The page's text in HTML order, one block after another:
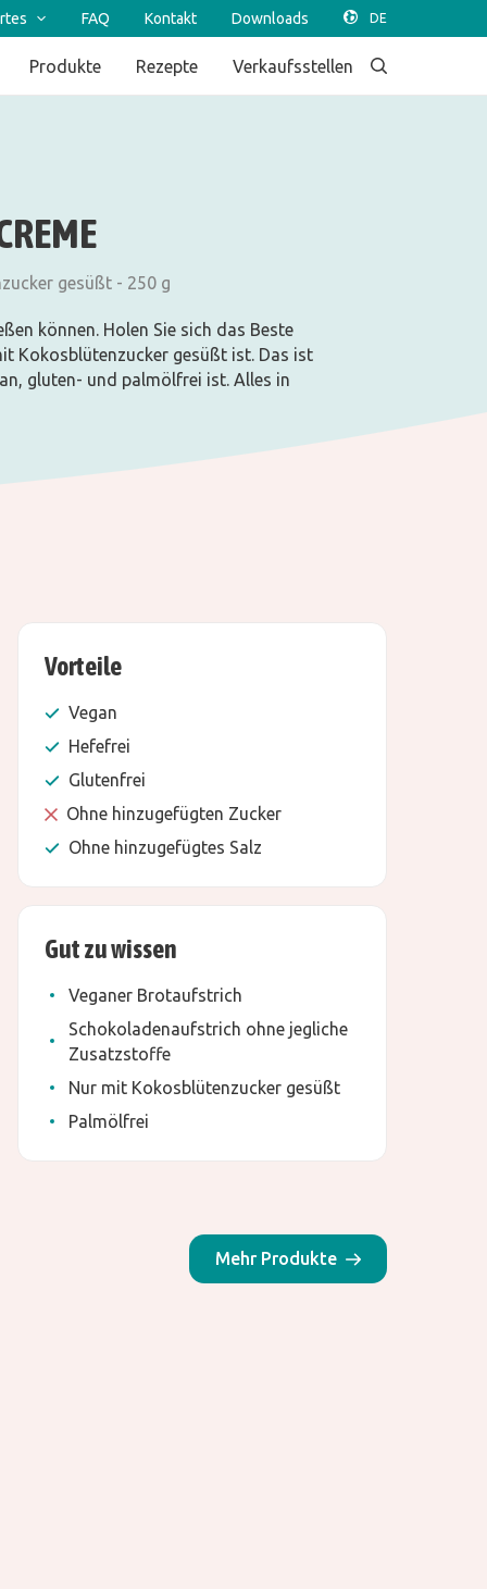
FAQ Kontakt Downloads
Produkte Rezepte Verkaufsstellen
gesüßt - 250 g
können. Holen Sie sich das Beste
Kokosblütenzucker gesüßt ist. Das ist
gluten- und palmölfrei ist. Alles in
Vorteile
Vegan
Hefefrei
Glutenfrei
Ohne hinzugefügten Zucker
Ohne hinzugefügtes Salz
Gut zu wissen
Veganer Brotaufstrich
Schokoladenaufstrich ohne jegliche
Zusatzstoffe
Nur mit Kokosblütenzucker gesüßt
Palmölfrei
Mehr Produkte